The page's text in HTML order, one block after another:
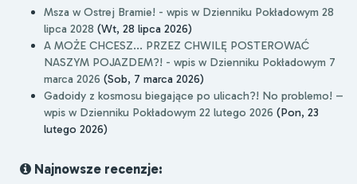
Msza w Ostrej Bramie! - wpis w Dzienniku Pokładowym 28
lipca 2028 (Wt, 28 lipca 2026)
A MOŻE CHCESZ... PRZEZ CHWILĘ POSTEROWAĆ
NASZYM POJAZDEM?! - wpis w Dzienniku Pokładowym 7
marca 2026 (Sob, 7 marca 2026)
Gadoidy z kosmosu biegające po ulicach?! No problemo! –
wpis w Dzienniku Pokładowym 22 lutego 2026 (Pon, 23
lutego 2026)
Najnowsze recenzje: